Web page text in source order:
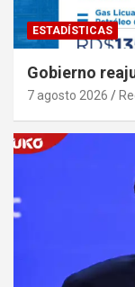
ESTADÍSTICAS
Gobierno
7 agosto 2026